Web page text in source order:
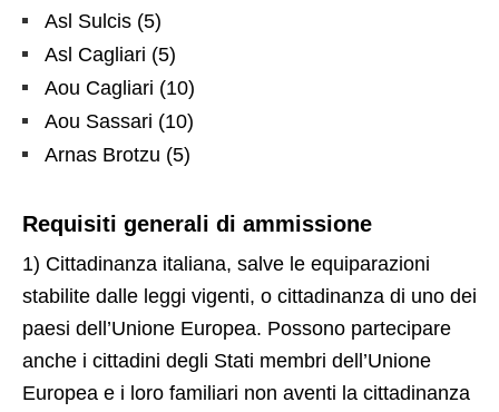
Asl Sulcis (5)
Asl Cagliari (5)
Aou Cagliari (10)
Aou Sassari (10)
Arnas Brotzu (5)
Requisiti generali di ammissione
1) Cittadinanza italiana, salve le equiparazioni
stabilite dalle leggi vigenti, o cittadinanza di uno dei
paesi dell’Unione Europea. Possono partecipare
anche i cittadini degli Stati membri dell’Unione
Europea e i loro familiari non aventi la cittadinanza